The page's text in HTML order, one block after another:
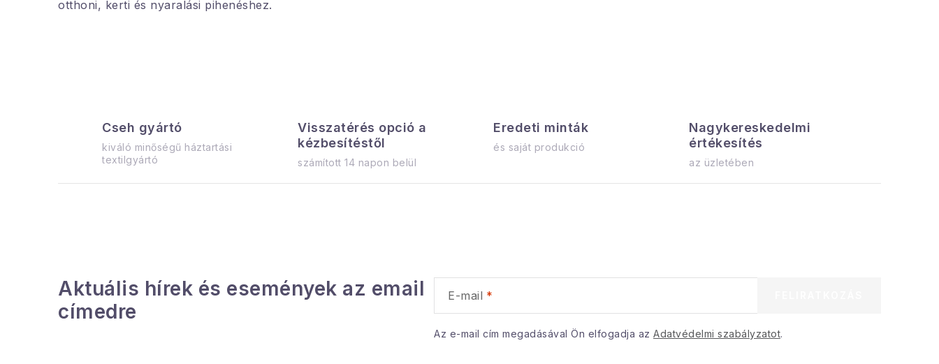
Cseh gyártó
kiváló minőségű háztartási
textilgyártó
Visszatérés opció a
kézbesítéstől
számított 14 napon belül
Eredeti minták
és saját produkció
Nagykereskedelmi
értékesítés
az üzletében
otthoni, kerti és nyaralási pihenéshez.
Aktuális hírek és események az email
címedre
E-mail
Az e-mail cím megadásával Ön elfogadja az Adatvédelmi szabályzatot.